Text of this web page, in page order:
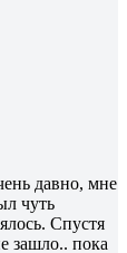
давно, мне
чуть
Спустя
зашло.. пока